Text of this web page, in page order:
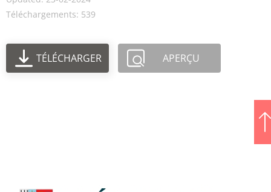
Téléchargements: 539
TÉLÉCHARGER APERÇU